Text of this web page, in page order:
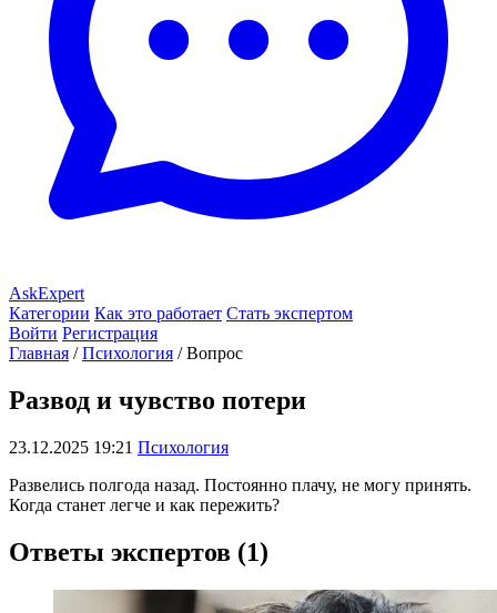
AskExpert
Категории Как это работает Стать экспертом
Войти Регистрация
Главная / Психология / Вопрос
Развод и чувство потери
23.12.2025 19:21 Психология
Развелись полгода назад. Постоянно плачу, не могу принять.
Когда станет легче и как пережить?
Ответы экспертов (1)